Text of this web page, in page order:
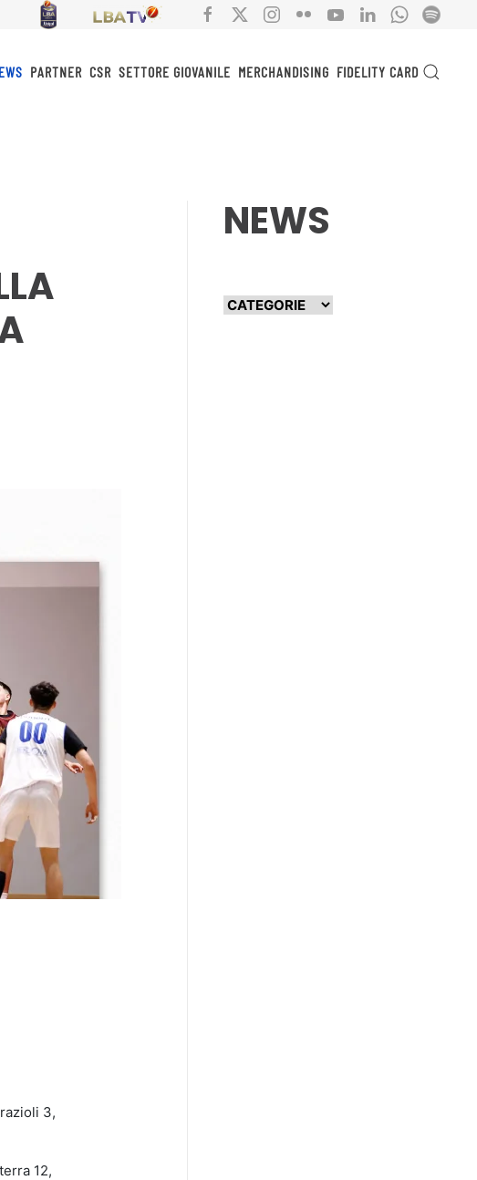
PARTNER CSR SETTORE GIOVANILE MERCHANDISING FIDELITY CARD
3,
12,
NEWS